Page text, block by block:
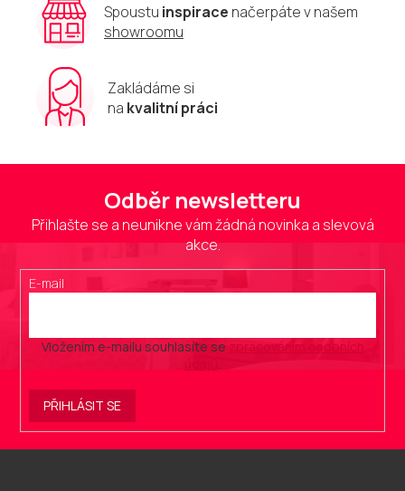
u
Spoustu inspirace načerpáte v našem
showroomu
Zakládáme si
na kvalitní práci
Odběr newsletteru
Přihlašte se a neunikne vám žádná novinka a slevová
akce.
E-mail
Vložením e-mailu souhlasíte se zpracováním osobních
.
PŘIHLÁSIT SE